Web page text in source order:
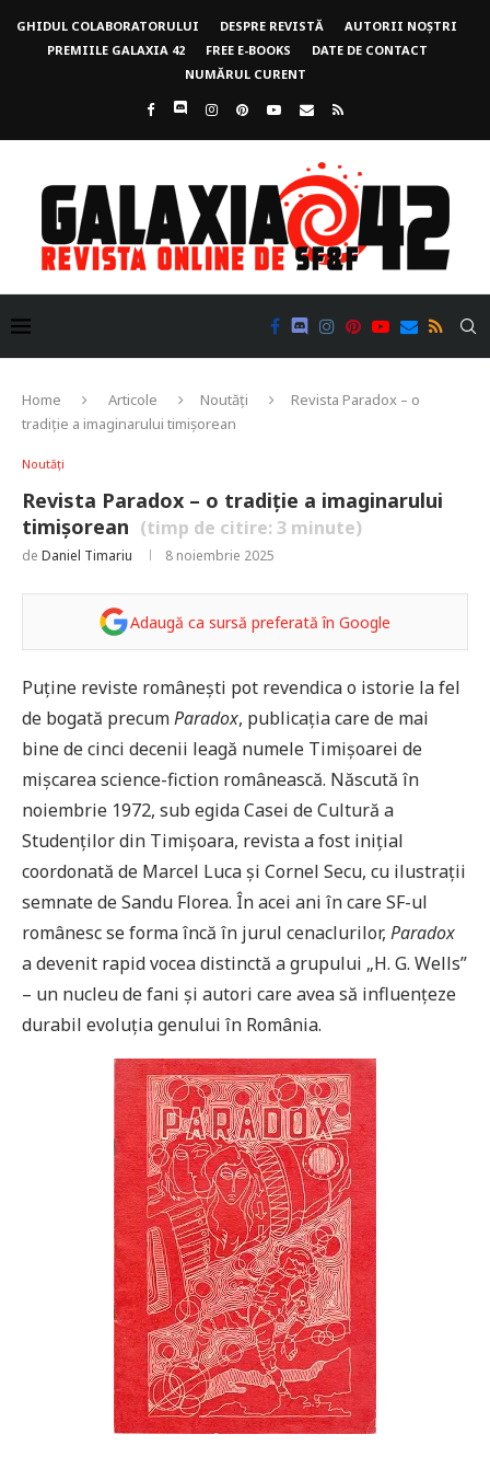
GHIDUL COLABORATORULUI DESPRE REVISTĂ
AUTORII NOȘTRI
PREMIILE GALAXIA 42
FREE E-BOOKS
DATE DE CONTACT
NUMĂRUL CURENT
Home Articole Noutăți
Revista Paradox – o
tradiție a imaginarului timișorean
Noutăți
Revista Paradox – o tradiție a imaginarului
timișorean (timp de citire: 3 minute)
de Daniel Timariu 8 noiembrie 2025
Adaugă ca sursă preferată în Google
Puține reviste românești pot revendica o istorie la fel
de bogată precumParadox, publicația care de mai
bine de cinci decenii leagă numele Timișoarei de
mișcarea science-fiction românească. Născută în
noiembrie 1972, sub egida Casei de Cultură a
Studenților din Timișoara, revista a fost inițial
coordonată de Marcel Luca și Cornel Secu, cu ilustrații
semnate de Sandu Florea. În acei ani în care SF-ul
românesc se forma încă în jurul cenaclurilor, Paradox
a devenit rapid vocea distinctă a grupului „H. G. Wells”
– un nucleu de fani și autori care avea să influențeze
durabil evoluția genului în România.